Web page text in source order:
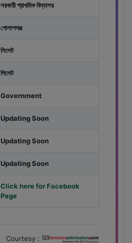
সরকারী প্রাথমিক বিদ্যালয়
গোলাপগঞ্জ
সিলেট
সিলেট
Government
Updating Soon
Updating Soon
Updating Soon
Click here for Facebook
Page
Courtesy :